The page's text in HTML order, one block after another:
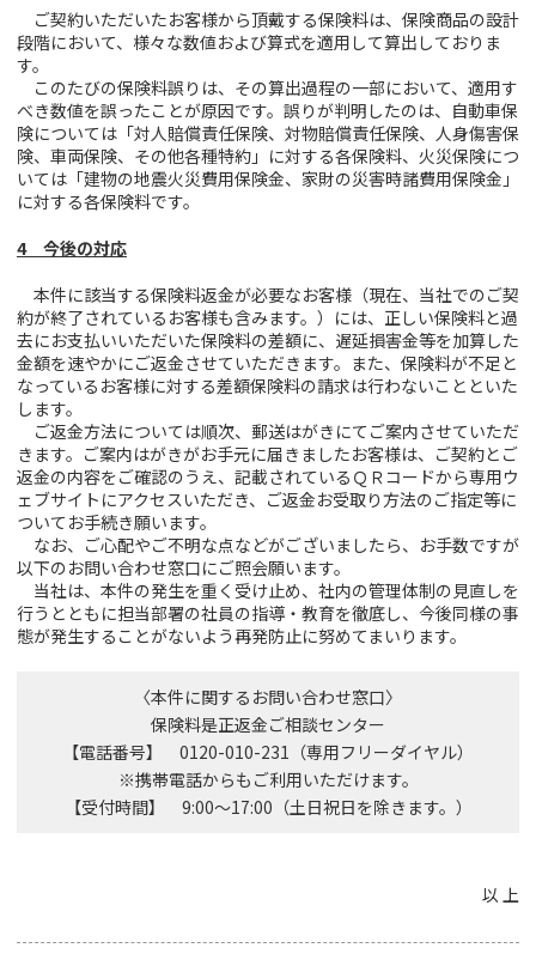
ご契約いただいたお客様から頂戴する保険料は、保険商品の設計
段階において、様々な数値および算式を適用して算出しておりま
す。
このたびの保険料誤りは、その算出過程の一部において、適用す
べき数値を誤ったことが原因です。誤りが判明したのは、自動車保
険については「対人賠償責任保険、対物賠償責任保険、人身傷害保
険、車両保険、その他各種特約」に対する各保険料、火災保険につ
いては「建物の地震火災費用保険金、家財の災害時諸費用保険金」
に対する各保険料です。
4 今後の対応
本件に該当する保険料返金が必要なお客様（現在、当社でのご契
約が終了されているお客様も含みます。）には、正しい保険料と過
去にお支払いいただいた保険料の差額に、遅延損害金等を加算した
金額を速やかにご返金させていただきます。また、保険料が不足と
なっているお客様に対する差額保険料の請求は行わないことといた
します。
ご返金方法については順次、郵送はがきにてご案内させていただ
きます。ご案内はがきがお手元に届きましたお客様は、ご契約とご
返金の内容をご確認のうえ、記載されているＱＲコードから専用ウ
ェブサイトにアクセスいただき、ご返金お受取り方法のご指定等に
ついてお手続き願います。
なお、ご心配やご不明な点などがございましたら、お手数ですが
以下のお問い合わせ窓口にご照会願います。
当社は、本件の発生を重く受け止め、社内の管理体制の見直しを
行うとともに担当部署の社員の指導・教育を徹底し、今後同様の事
態が発生することがないよう再発防止に努めてまいります。
〈本件に関するお問い合わせ窓口〉
保険料是正返金ご相談センター
【電話番号】 0120-010-231（専用フリーダイヤル）
※携帯電話からもご利用いただけます。
【受付時間】 9:00～17:00（土日祝日を除きます。）
以 上